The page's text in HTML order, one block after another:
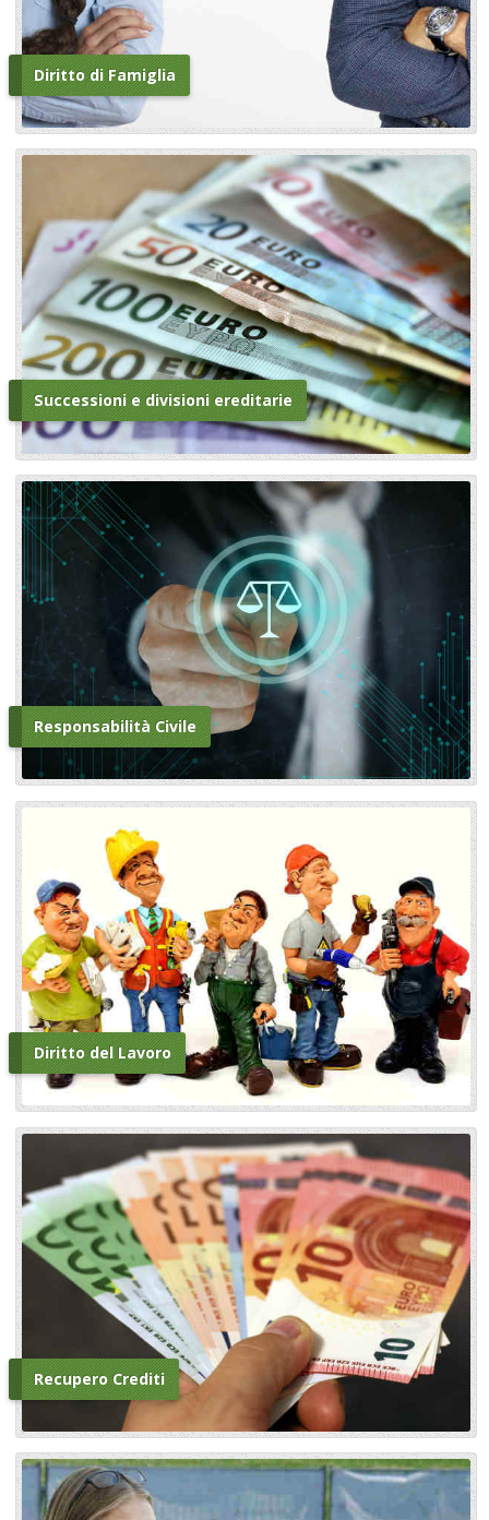
Diritto di Famiglia
Successioni e divisioni ereditarie
Responsabilità Civile
Diritto del Lavoro
Recupero Crediti